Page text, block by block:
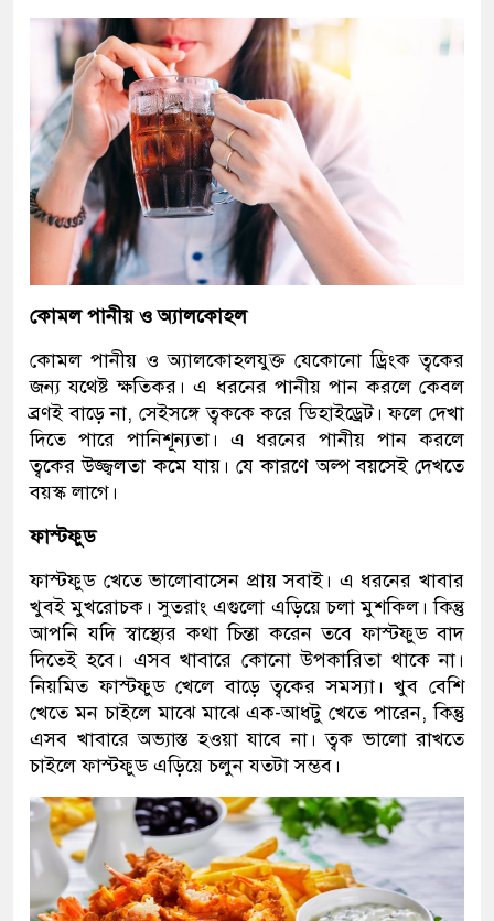
কোমল পানীয় ও অ্যালকোহল
কোমল পানীয় ও অ্যালকোহলযুক্ত যেকোনো ড্রিংক ত্বকের
জন্য যথেষ্ট ক্ষতিকর। এ ধরনের পানীয় পান করলে কেবল
ব্রণই বাড়ে না, সেইসঙ্গে ত্বককে করে ডিহাইড্রেট। ফলে দেখা
দিতে পারে পানিশূন্যতা। এ ধরনের পানীয় পান করলে
ত্বকের উজ্জ্বলতা কমে যায়। যে কারণে অল্প বয়সেই দেখতে
বয়স্ক লাগে।
ফাস্টফুড
ফাস্টফুড খেতে ভালোবাসেন প্রায় সবাই। এ ধরনের খাবার
খুবই মুখরোচক। সুতরাং এগুলো এড়িয়ে চলা মুশকিল। কিন্তু
আপনি যদি স্বাস্থ্যের কথা চিন্তা করেন তবে ফাস্টফুড বাদ
দিতেই হবে। এসব খাবারে কোনো উপকারিতা থাকে না।
নিয়মিত ফাস্টফুড খেলে বাড়ে ত্বকের সমস্যা। খুব বেশি
খেতে মন চাইলে মাঝে মাঝে এক-আধটু খেতে পারেন, কিন্তু
এসব খাবারে অভ্যাস্ত হওয়া যাবে না। ত্বক ভালো রাখতে
চাইলে ফাস্টফুড এড়িয়ে চলুন যতটা সম্ভব।